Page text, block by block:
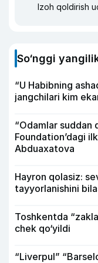
Izoh qoldirish
So‘nggi
“U Habibning
jangchilari kim
“Odamlar suddan
Foundation’dagi
Abduaxatova
Hayron qolasiz:
tayyorlanishini
Toshkentda
chek qo‘yildi
“Liverpul”